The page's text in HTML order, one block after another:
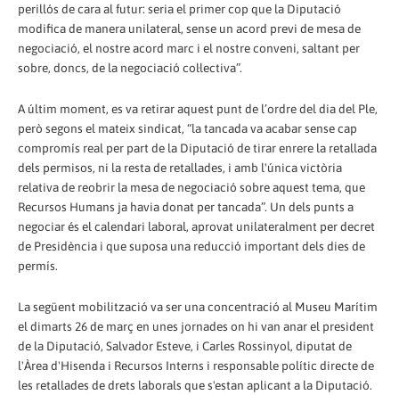
perillós de cara al futur: seria el primer cop que la Diputació
modifica de manera unilateral, sense un acord previ de mesa de
negociació, el nostre acord marc i el nostre conveni, saltant per
sobre, doncs, de la negociació col·lectiva”.
A últim moment, es va retirar aquest punt de l’ordre del dia del Ple,
però segons el mateix sindicat, “la tancada va acabar sense cap
compromís real per part de la Diputació de tirar enrere la retallada
dels permisos, ni la resta de retallades, i amb l'única victòria
relativa de reobrir la mesa de negociació sobre aquest tema, que
Recursos Humans ja havia donat per tancada”. Un dels punts a
negociar és el calendari laboral, aprovat unilateralment per decret
de Presidència i que suposa una reducció important dels dies de
permís.
La següent mobilització va ser una concentració al Museu Marítim
el dimarts 26 de març en unes jornades on hi van anar el president
de la Diputació, Salvador Esteve, i Carles Rossinyol, diputat de
l'Àrea d'Hisenda i Recursos Interns i responsable polític directe de
les retallades de drets laborals que s'estan aplicant a la Diputació.